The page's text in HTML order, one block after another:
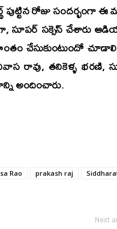
పుట్టిన రోజు సందర్భంగా ఈ
సూపర్ సక్సెస్ చేశారు
చేసుకుంటుందో
రావు, తనికెళ్ళ భరణి,
అందించారు.
Rao prakash raj
Next